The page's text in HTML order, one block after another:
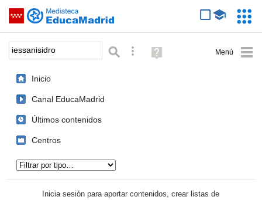
Saltar navegación
Palabra o frase: Búsqueda avanzada
Ayuda
(en
Inicio
Canal EducaMadrid
Últimos contenidos
Centros
Inicia sesión para aportar contenidos, crear listas de